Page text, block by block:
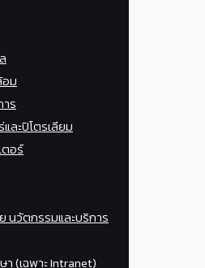
ม
ร
ละปิโตรเลียม
อร์
นวัตกรรมและบริการ
(เฉพาะ Intranet)